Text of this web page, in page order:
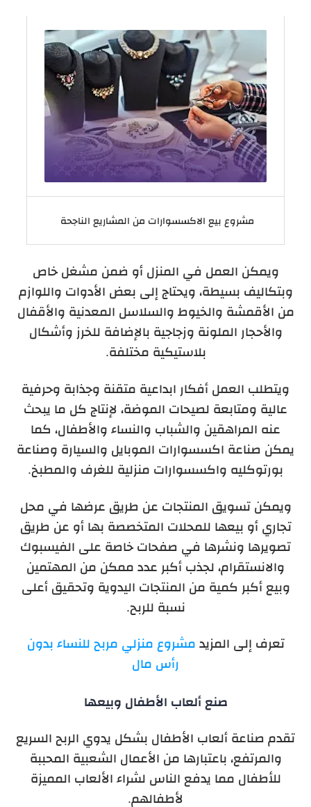
مشروع بيع الاكسسوارات من المشاريع الناجحة
ويمكن العمل في المنزل أو ضمن مشغل خاص
وبتكاليف بسيطة، ويحتاج إلى بعض الأدوات واللوازم
من الأقمشة والخيوط والسلاسل المعدنية والأقفال
والأحجار الملونة وزجاجية بالإضافة للخرز وأشكال
بلاستيكية مختلفة.
ويتطلب العمل أفكار ابداعية متقنة وجذابة وحرفية
عالية ومتابعة لصيحات الموضة، لإنتاج كل ما يبحث
عنه المراهقين والشباب والنساء والأطفال، كما
يمكن صناعة اكسسوارات الموبايل والسيارة وصناعة
بورتوكليه واكسسوارات منزلية للغرف والمطبخ.
ويمكن تسويق المنتجات عن طريق عرضها في محل
تجاري أو بيعها للمحلات المتخصصة بها أو عن طريق
تصويرها ونشرها في صفحات خاصة على الفيسبوك
والانستقرام، لجذب أكبر عدد ممكن من المهتمين
وبيع أكبر كمية من المنتجات اليدوية وتحقيق أعلى
نسبة للربح.
تعرف إلى المزيد مشروع منزلي مربح للنساء بدون
رأس مال
صنع ألعاب الأطفال وبيعها
تقدم صناعة ألعاب الأطفال بشكل يدوي الربح السريع
والمرتفع، باعتبارها من الأعمال الشعبية المحببة
للأطفال مما يدفع الناس لشراء الألعاب المميزة
لأطفالهم.